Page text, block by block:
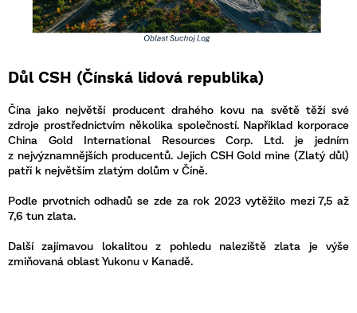
Důl CSH (Čínská lidová republika)
Čína jako největší producent drahého kovu na světě těží své
zdroje prostřednictvím několika společností. Například korporace
China Gold International Resources Corp. Ltd. je jedním
z nejvýznamnějších producentů. Jejich CSH Gold mine (Zlatý důl)
patří k největším zlatým dolům v Číně.
Podle prvotních odhadů se zde za rok 2023 vytěžilo mezi 7,5 až
7,6 tun zlata.
Další zajímavou lokalitou z pohledu naleziště zlata je výše
zmiňovaná oblast Yukonu v Kanadě.